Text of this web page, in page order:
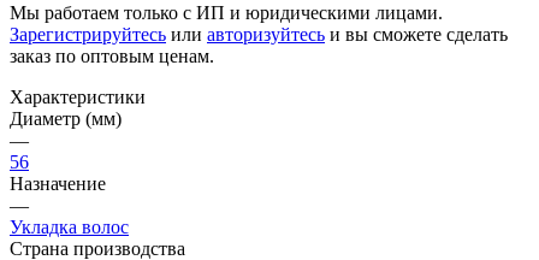
Мы работаем только с ИП и юридическими лицами.
Зарегистрируйтесь или авторизуйтесь и вы сможете сделать
заказ по оптовым ценам.
Характеристики
Диаметр (мм)
—
56
Назначение
—
Укладка волос
Страна производства